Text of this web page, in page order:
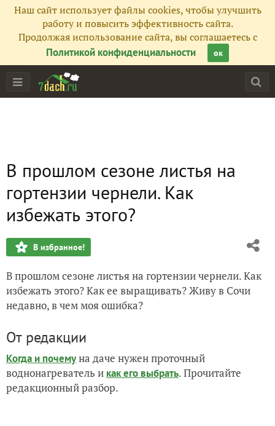
Наш сайт использует файлы cookies, чтобы улучшить
работу и повысить эффективность сайта.
Продолжая использование сайта, вы соглашаетесь с
Политикой конфиденциальности
ок
В прошлом сезоне листья на
гортензии чернели. Как
избежать этого?
В избранное!
В прошлом сезоне листья на гортензии чернели. Как
избежать этого? Как ее выращивать? Живу в Сочи
недавно, в чем моя ошибка?
От редакции
Когда и почемуна даче нужен проточный
воднонагреватель и как его выбрать. Прочитайте
редакционный разбор.